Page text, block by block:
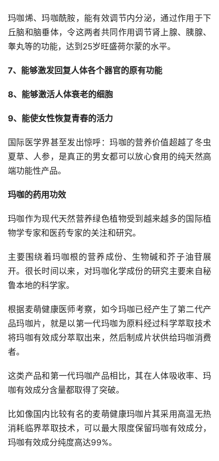
玛咖烯、玛咖酰胺，能有效调节内分泌，通过作用于下
丘脑和脑垂体，令这两者共同作用调节肾上腺、胰腺、
睾丸等的功能，达到25岁旺盛荷尔蒙的水平。
7、能够激发回复人体各个器官的原有功能
8、能够激活人体衰老的细胞
9、能使女性恢复青春的活力
国际医学界甚至发出惊呼：玛咖的营养价值超越了冬虫
夏草、人参，是真正的男女都可以放心食用的纯天然高
端功能性产品。
玛咖的药用功效
玛咖作为现代天然营养绿色植物受到越来越多的国际植
物学专家和医药专家的关注和研究。
主要围绕着玛咖根的营养成份、生物碱和芥子油苷展
开。很长时间以来，对玛咖化学成份的研究主要来自秘
鲁本地的科学家。
根据麦萌健康医师考察，如今玛咖已经产生了第二代产
品玛咖片，就是以第一代玛咖为原料经过科学萃取技术
将玛咖有效成分萃取出来，然后制成片状供给玛咖消费
者。
这类产品和第一代玛咖产品相比，其在人体吸收率、玛
咖有效成分含量都取得了突破。
比如像国内比较有名的麦萌健康玛咖片其采用高温无热
消耗临界萃取技术，可以最大限度保留玛咖有效成分，
玛咖有效成分纯度高达99%。